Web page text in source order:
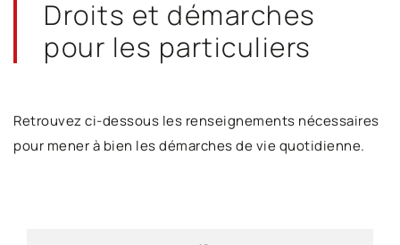
Droits et démarches
pour les particuliers
Retrouvez ci-dessous les renseignements nécessaires
pour mener à bien les démarches de vie quotidienne.